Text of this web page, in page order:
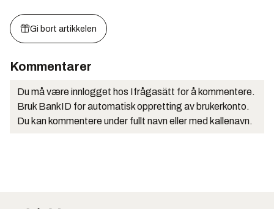
Gi bort artikkelen
Kommentarer
Du må være innlogget hos Ifrågasätt for å kommentere.
Bruk BankID for automatisk oppretting av brukerkonto.
Du kan kommentere under fullt navn eller med kallenavn.